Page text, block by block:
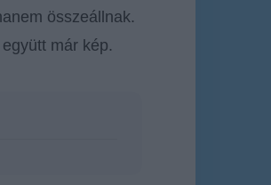
összeállnak.
már kép.